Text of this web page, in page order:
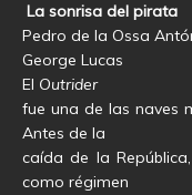
La sonrisa del pirata
Pedro de la Ossa
George Lucas
El Outrider
fue una de las naves
Antes de la
caída de la
como régimen